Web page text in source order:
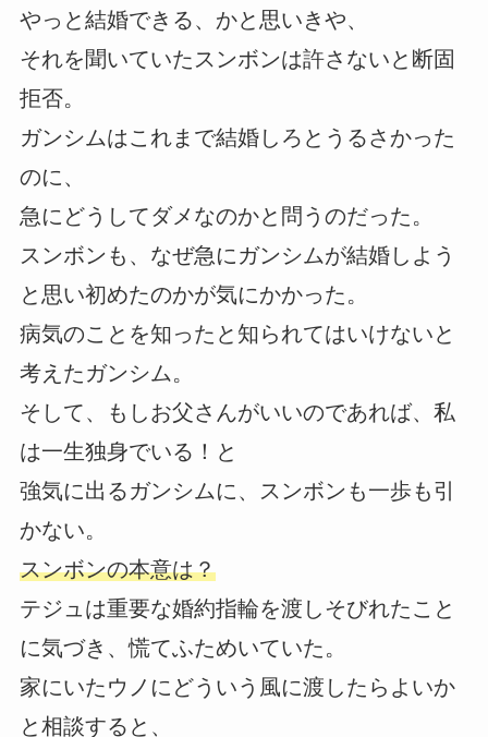
やっと結婚できる、かと思いきや、
それを聞いていたスンボンは許さないと断固
拒否。
ガンシムはこれまで結婚しろとうるさかった
のに、
急にどうしてダメなのかと問うのだった。
スンボンも、なぜ急にガンシムが結婚しよう
と思い初めたのかが気にかかった。
病気のことを知ったと知られてはいけないと
考えたガンシム。
そして、もしお父さんがいいのであれば、私
は一生独身でいる！と
強気に出るガンシムに、スンボンも一歩も引
かない。
スンボンの本意は？
テジュは重要な婚約指輪を渡しそびれたこと
に気づき、慌てふためいていた。
家にいたウノにどういう風に渡したらよいか
と相談すると、